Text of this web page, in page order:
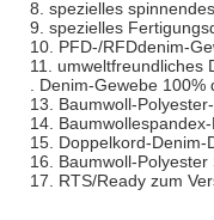
8. spezielles
9. spezielles
10. PFD-/RFDdenim-
11. umweltfreundliches
. Denim-Gewebe
13. Baumwoll-
14.
15. Doppelkord-Denim-
16. Baumwoll-
17. RTS/Ready zum